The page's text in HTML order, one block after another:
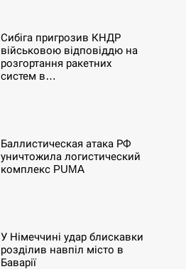
Сибіга пригрозив КНДР
військовою відповіддю на
розгортання ракетних
систем в…
Баллистическая атака РФ
уничтожила логистический
комплекс PUMA
У Німеччині удар блискавки
розділив навпіл місто в
Баварії